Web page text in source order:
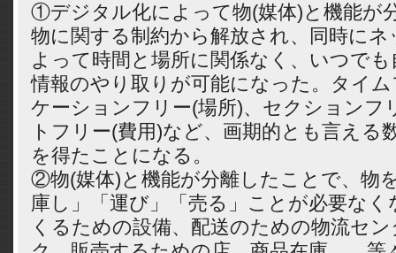
①デジタル化によって物(媒体)と機能が
物に関する制約から解放され、同時に
よって時間と場所に関係なく、いつで
情報のやり取りが可能になった。タイ
ケーションフリー(場所)、セクションフ
トフリー(費用)など、画期的とも言える
を得たことになる。
②物(媒体)と機能が分離したことで、物
庫し」「運び」「売る」ことが必要な
くるための設備、配送のための物流セ